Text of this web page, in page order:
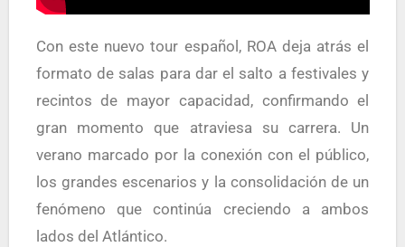
Con este nuevo tour español, ROA deja atrás el
formato de salas para dar el salto a festivales y
recintos de mayor capacidad, confirmando el
gran momento que atraviesa su carrera. Un
verano marcado por la conexión con el público,
los grandes escenarios y la consolidación de un
fenómeno que continúa creciendo a ambos
lados del Atlántico.